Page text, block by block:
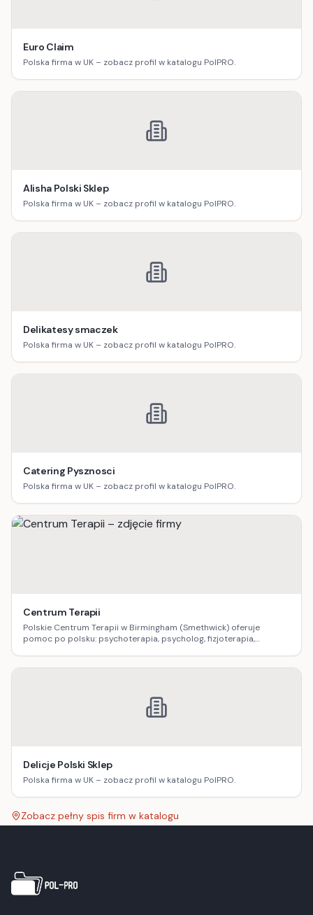
Euro Claim
Polska firma w UK – zobacz profil w katalogu PolPRO.
Alisha Polski Sklep
Polska firma w UK – zobacz profil w katalogu PolPRO.
Delikatesy smaczek
Polska firma w UK – zobacz profil w katalogu PolPRO.
Catering Pysznosci
Polska firma w UK – zobacz profil w katalogu PolPRO.
Centrum Terapii
Polskie Centrum Terapii w Birmingham (Smethwick) oferuje
pomoc po polsku: psychoterapia, psycholog, fizjoterapia,
Delicje Polski Sklep
Polska firma w UK – zobacz profil w katalogu PolPRO.
Zobacz pełny spis firm w katalogu